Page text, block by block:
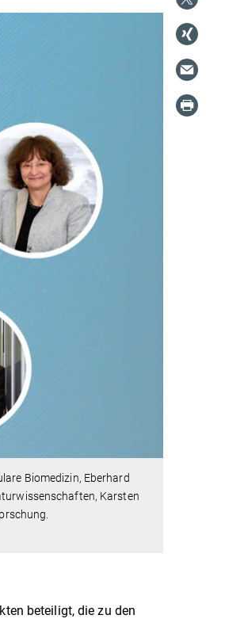
Biomedizin, Eberhard
Karsten
beteiligt, die zu den